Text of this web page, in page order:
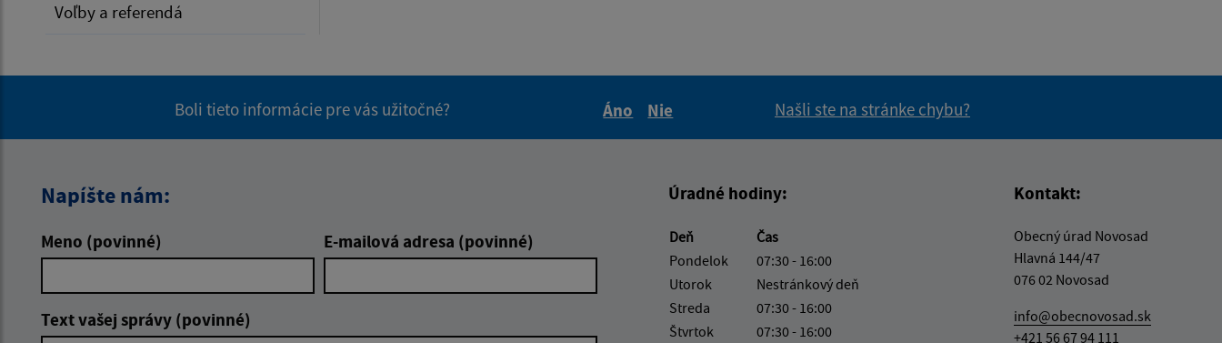
Voľby a referendá
Boli tieto informácie pre vás užitočné?
Áno
Nie
Našli ste na stránke chybu?
Napíšte nám:
Meno (povinné) E-mailová adresa (povinné)
Text vašej správy (povinné)
Úradné hodiny:
Deň
Čas
Pondelok
07:30 - 16:00
Utorok
Nestránkový deň
Streda
07:30 - 16:00
Štvrtok
07:30 - 16:00
Kontakt:
Obecný úrad Novosad
Hlavná 144/47
076 02 Novosad
info@obecnovosad.sk
+421 56 67 94 111